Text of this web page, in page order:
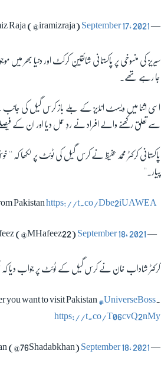
— Ramiz Raja (@iramizraja)
September 17, 2021
سیریز کی منسوخی پر پاکستانی شائقینِ کرکٹ اور دنیا بھر
جا رہے تھے۔
اسی اثنا میں ویسٹ انڈیز کے بلے باز کرس گیل کی
سے تعلق رکھنے والے افراد نے ردِ عمل دیا اور ان کے
پاکستانی کرکٹر محمد حفیظ نے کرس گیل کی ٹوئٹ پر
پیار۔''
Pakistan https://t.co/Dbe2iUAWEA
— Mohammad Hafeez (@MHafeez22)
September 18, 2021
کرکٹر شاداب خان نے کرس گیل کے ٹوئٹ پر جواب دیا کہ
you want to visit Pakistan #UniverseBoss.
https://t.co/T06cvQ2nMy
— Shadab Khan (@76Shadabkhan)
September 18, 2021